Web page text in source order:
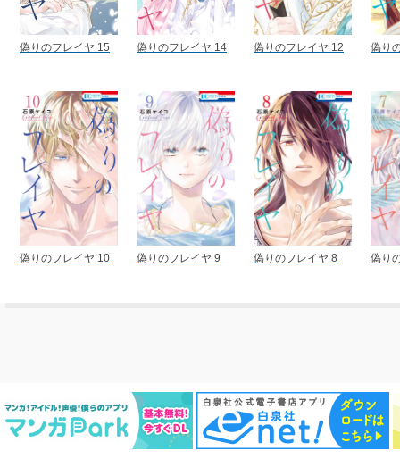
偽りのフレイヤ 15 偽りのフレイヤ 14 偽りのフレイヤ 12 偽り
偽りのフレイヤ 10 偽りのフレイヤ 9 偽りのフレイヤ 8 偽り